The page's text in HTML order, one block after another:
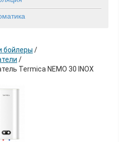
бойлеры /
/
Termica NEMO 30 INOX